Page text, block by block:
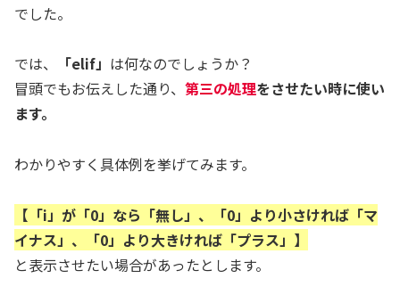
でした。
では、 「elif」 は何なのでしょうか？
冒頭でもお伝えした通り、 第三の処理をさせたい時に使い
ます。
わかりやすく具体例を挙げてみます。
【「i」が「0」なら「無し」、「0」より小さければ「マ
イナス」、「0」より大きければ「プラス」】
と表示させたい場合があったとします。